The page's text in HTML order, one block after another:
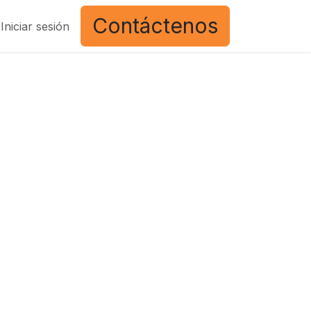
Iniciar sesión Contáctenos